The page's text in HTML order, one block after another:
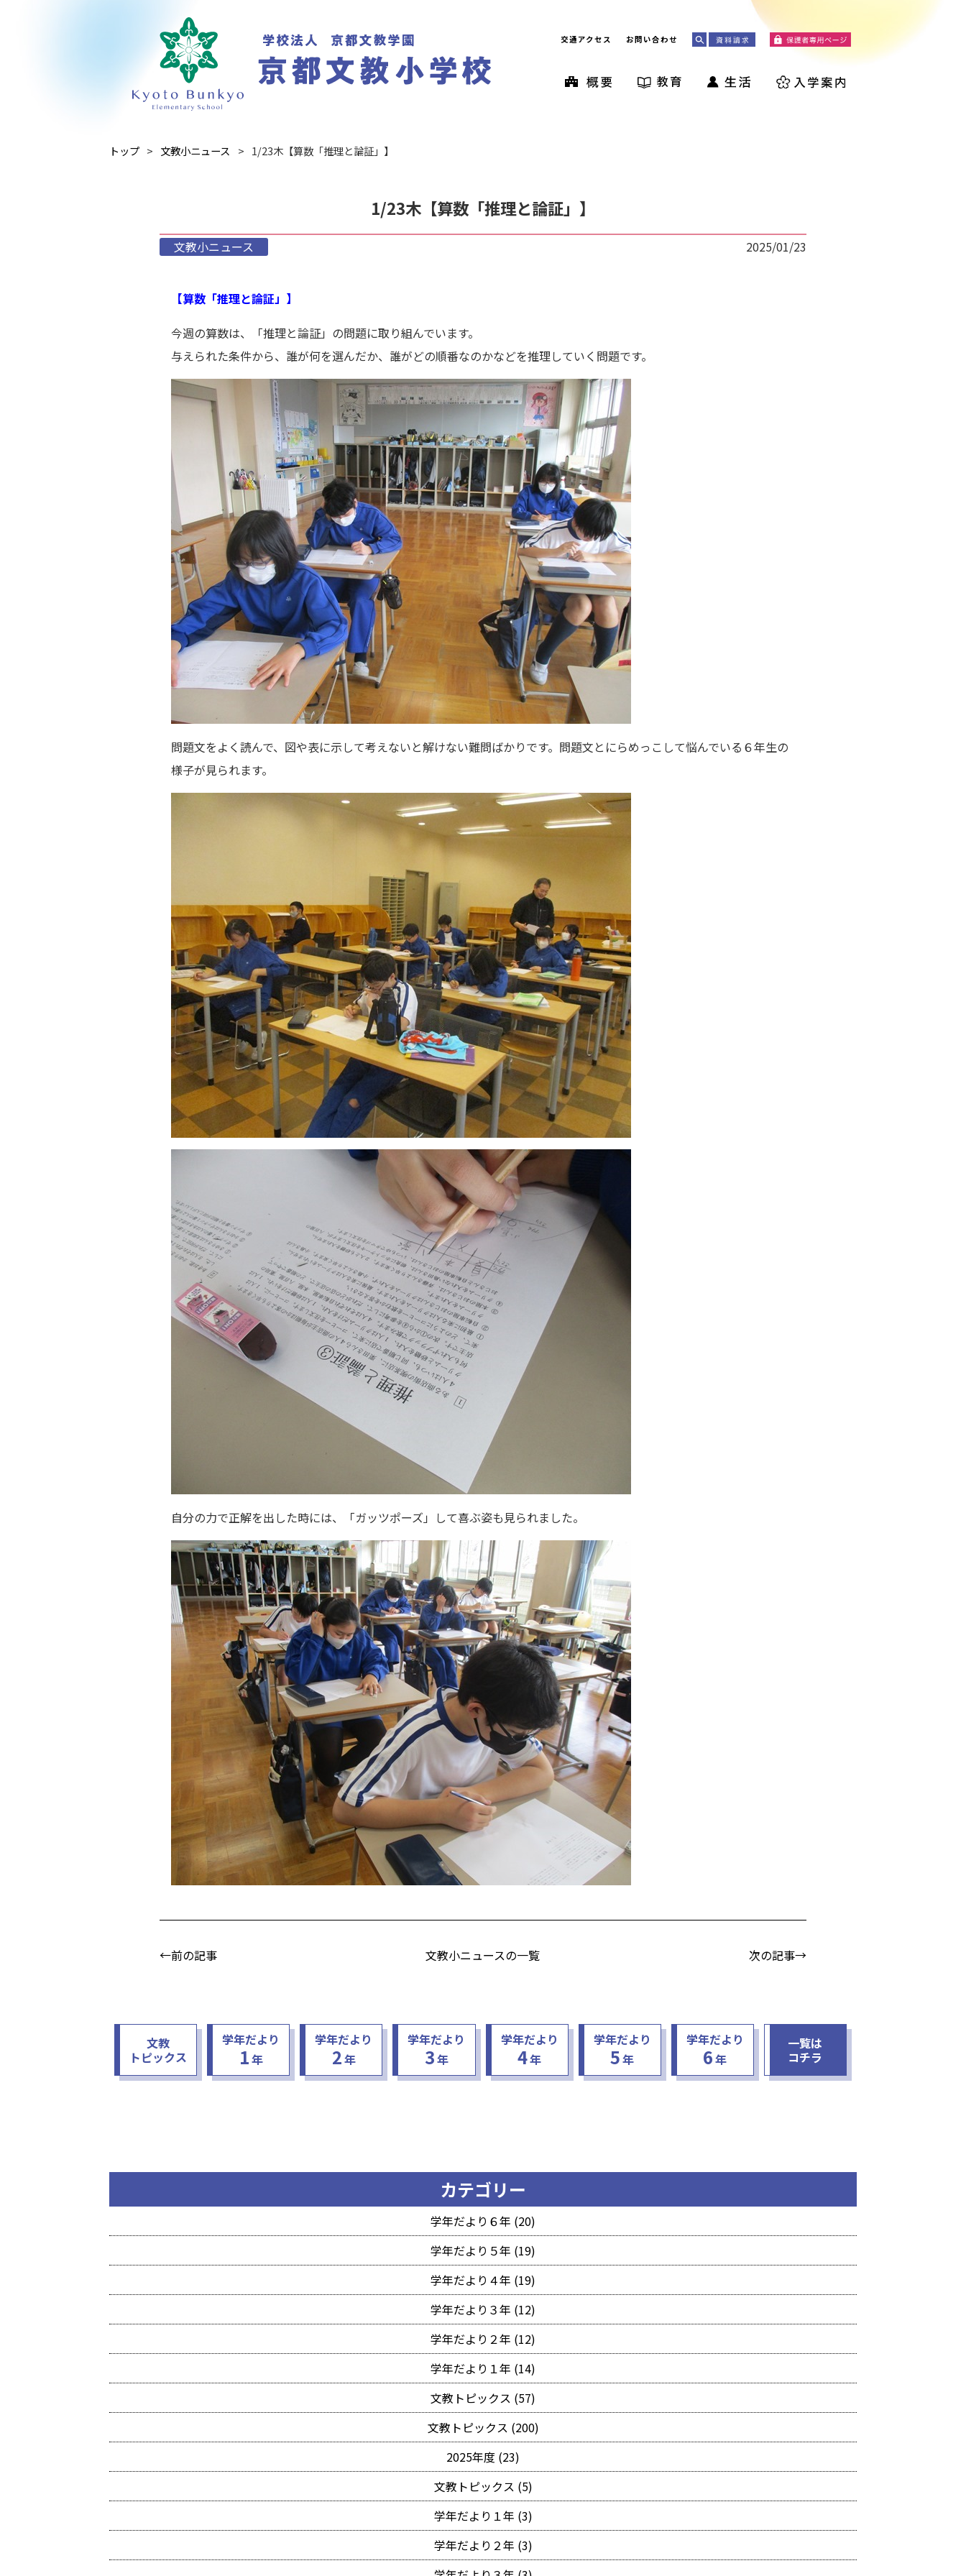
交通アクセス お問い合わせ
トップ 文教小ニュース 1/23木【算数「推理と論証」】
1/23木【算数「推理と論証」】
文教小ニュース 2025/01/23
【算数「推理と論証」】
今週の算数は、「推理と論証」の問題に取り組んでいます。
与えられた条件から、誰が何を選んだか、誰がどの順番なのかなどを推理していく問題です。
問題文をよく読んで、図や表に示して考えないと解けない難問ばかりです。問題文とにらめっこして悩んでいる６年生の
様子が見られます。
自分の力で正解を出した時には、「ガッツポーズ」して喜ぶ姿も見られました。
←前の記事 文教小ニュースの一覧 次の記事→
文教
トピックス
学年だより
1年
学年だより
2年
学年だより
3年
学年だより
4年
学年だより
5年
学年だより
6年
一覧は
コチラ
カテゴリー
学年だより６年 (20)
学年だより５年 (19)
学年だより４年 (19)
学年だより３年 (12)
学年だより２年 (12)
学年だより１年 (14)
文教トピックス (57)
文教トピックス (200)
2025年度 (23)
文教トピックス (5)
学年だより１年 (3)
学年だより２年 (3)